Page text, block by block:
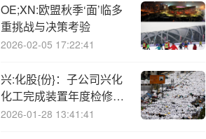
OE;XN:欧盟秋季‘面’临多
重挑战与决策考验
2026-02-05 17:22:41
兴:化股{份}：子公司兴化
化工完成装置年度检修计
划 全面恢复生产运行状态
2026-01-28 13:41:41